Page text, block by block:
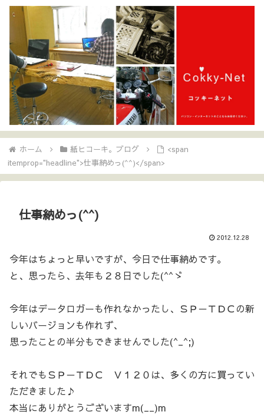
ホーム 紙ヒコーキ。ブログ
<span
itemprop="headline">仕事納めっ(^^)</span>
仕事納めっ(^^)
2012.12.28
今年はちょっと早いですが、今日で仕事納めです。
と、思ったら、去年も２８日でした(^^ゞ
今年はデータロガーも作れなかったし、ＳＰ－ＴＤＣの新
しいバージョンも作れず、
思ったことの半分もできませんでした(^_^;)
それでもＳＰ－ＴＤＣ Ｖ１２０は、多くの方に買ってい
ただきました♪
本当にありがとうございますm(__)m